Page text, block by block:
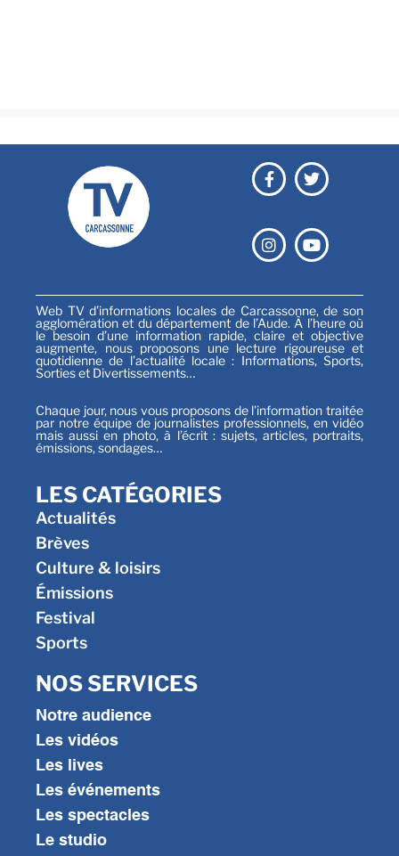
Web TV d’informations locales de Carcassonne, de son
agglomération et du département de l’Aude. À l’heure où
le besoin d’une information rapide, claire et objective
augmente, nous proposons une lecture rigoureuse et
quotidienne de l’actualité locale : Informations, Sports,
Sorties et Divertissements…
Chaque jour, nous vous proposons de l’information traitée
par notre équipe de journalistes professionnels, en vidéo
mais aussi en photo, à l’écrit : sujets, articles, portraits,
émissions, sondages…
LES CATÉGORIES
Actualités
Brèves
Culture & loisirs
Émissions
Festival
Sports
NOS SERVICES
Notre audience
Les vidéos
Les lives
Les événements
Les spectacles
Le studio